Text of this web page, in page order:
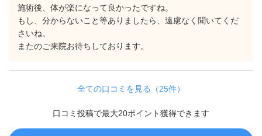
施術後、体が楽になって良かったですね。
もし、分からないこと等ありましたら、遠慮なく聞いてくだ
さいね。
またのご来院お待ちしております。
全ての口コミを見る（25件）
口コミ投稿で最大20ポイント獲得できます